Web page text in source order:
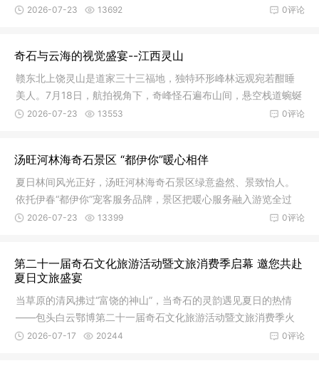
蕴。依托这
0评论
2026-07-23 13692
奇石与云海的视觉盛宴--江西灵山
赣东北上饶灵山是道家三十三福地，独特环形峰林远观宛若酣睡
美人。7月18日，航拍视角下，奇峰怪石遍布山间，悬空栈道蜿蜒
盘旋于
0评论
2026-07-23 13553
汤旺河林海奇石景区 “都伊你”暖心相伴
夏日林间风光正好，汤旺河林海奇石景区绿意盎然、景致怡人。
依托伊春“都伊你”宠客服务品牌，景区把暖心服务融入游览全过
程，用
0评论
2026-07-23 13399
第二十一届奇石文化旅游活动暨文旅消费季启幕 邀您共赴
夏日文旅盛宴
当草原的清风拂过“富饶的神山”，当奇石的灵韵遇见夏日的热情
——包头白云鄂博第二十一届奇石文化旅游活动暨文旅消费季火
热启幕
0评论
2026-07-17 20244